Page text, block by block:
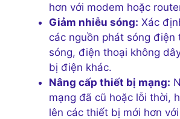
hơn với modem hoặc
Giảm nhiễu sóng: Xác
các nguồn phát sóng điện
sóng, điện thoại không
bị điện khác.
Nâng cấp thiết bị mạng:
mạng đã cũ hoặc lỗi thời,
lên các thiết bị mới hơn